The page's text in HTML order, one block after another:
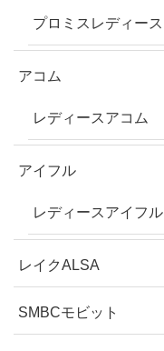
プロミスレディース
アコム
レディースアコム
アイフル
レディースアイフル
レイクALSA
SMBCモビット